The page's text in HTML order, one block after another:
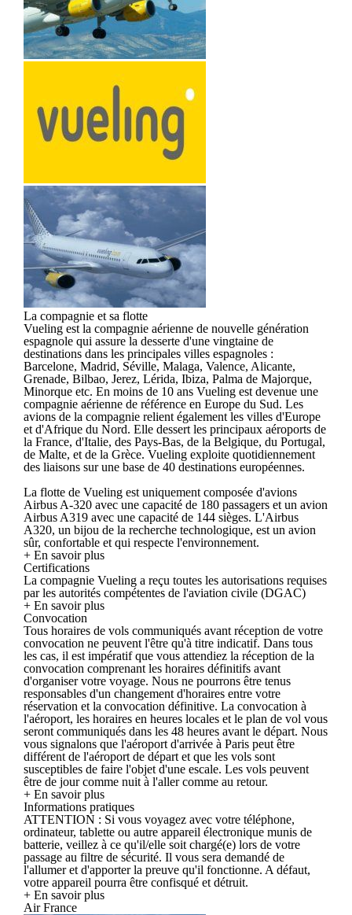
La compagnie et sa flotte
Vueling est la compagnie aérienne de nouvelle génération
espagnole qui assure la desserte d'une vingtaine de
destinations dans les principales villes espagnoles :
Barcelone, Madrid, Séville, Malaga, Valence, Alicante,
Grenade, Bilbao, Jerez, Lérida, Ibiza, Palma de Majorque,
Minorque etc. En moins de 10 ans Vueling est devenue une
compagnie aérienne de référence en Europe du Sud. Les
avions de la compagnie relient également les villes d'Europe
et d'Afrique du Nord. Elle dessert les principaux aéroports de
la France, d'Italie, des Pays-Bas, de la Belgique, du Portugal,
de Malte, et de la Grèce. Vueling exploite quotidiennement
des liaisons sur une base de 40 destinations européennes.
La flotte de Vueling est uniquement composée d'avions
Airbus A-320 avec une capacité de 180 passagers et un avion
Airbus A319 avec une capacité de 144 sièges. L'Airbus
A320, un bijou de la recherche technologique, est un avion
sûr, confortable et qui respecte l'environnement.
+ En savoir plus
Certifications
La compagnie Vueling a reçu toutes les autorisations requises
par les autorités compétentes de l'aviation civile (DGAC)
+ En savoir plus
Convocation
Tous horaires de vols communiqués avant réception de votre
convocation ne peuvent l'être qu'à titre indicatif. Dans tous
les cas, il est impératif que vous attendiez la réception de la
convocation comprenant les horaires définitifs avant
d'organiser votre voyage. Nous ne pourrons être tenus
responsables d'un changement d'horaires entre votre
réservation et la convocation définitive. La convocation à
l'aéroport, les horaires en heures locales et le plan de vol vous
seront communiqués dans les 48 heures avant le départ. Nous
vous signalons que l'aéroport d'arrivée à Paris peut être
différent de l'aéroport de départ et que les vols sont
susceptibles de faire l'objet d'une escale. Les vols peuvent
être de jour comme nuit à l'aller comme au retour.
+ En savoir plus
Informations pratiques
ATTENTION : Si vous voyagez avec votre téléphone,
ordinateur, tablette ou autre appareil électronique munis de
batterie, veillez à ce qu'il/elle soit chargé(e) lors de votre
passage au filtre de sécurité. Il vous sera demandé de
l'allumer et d'apporter la preuve qu'il fonctionne. A défaut,
votre appareil pourra être confisqué et détruit.
+ En savoir plus
Air France